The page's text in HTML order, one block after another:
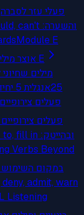
פעלי עזר לסברה
Module E
Literature Vocabulary — אוצר מילים לספרות במודול E
אנגלית 5 יחידות. דמויות, עלילה, נושאים וטכניקות ספרותיות.25
פעלים
Verbs Beyond
Listening